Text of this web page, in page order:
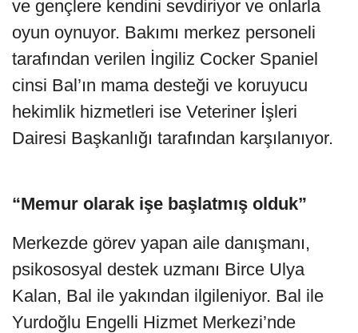
ve gençlere kendini sevdiriyor ve onlarla
oyun oynuyor. Bakımı merkez personeli
tarafından verilen İngiliz Cocker Spaniel
cinsi Bal’ın mama desteği ve koruyucu
hekimlik hizmetleri ise Veteriner İşleri
Dairesi Başkanlığı tarafından karşılanıyor.
“Memur olarak işe başlatmış olduk”
Merkezde görev yapan aile danışmanı,
psikososyal destek uzmanı Birce Ulya
Kalan, Bal ile yakından ilgileniyor. Bal ile
Yurdoğlu Engelli Hizmet Merkezi’nde